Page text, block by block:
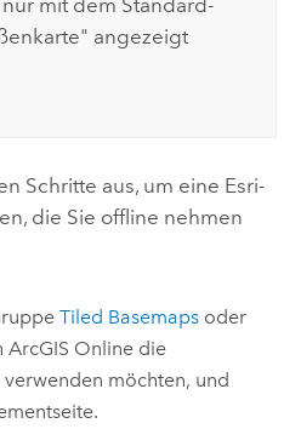
mit dem Standard-
angezeigt
Schritte aus, um eine Esri-
die Sie offline nehmen
Tiled Basemapsoder
ArcGIS Onlinedie
möchten, und